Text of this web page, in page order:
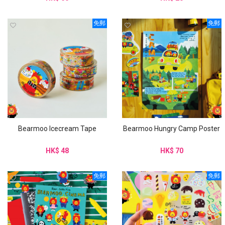
免郵
Bearmoo Icecream Tape
HK$ 48
免郵
Bearmoo Hungry Camp Poster
HK$ 70
免郵 免郵